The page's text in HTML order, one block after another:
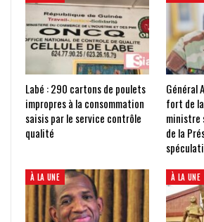
Labé : 290 cartons de poulets
impropres à la consommation
saisis par le service contrôle
qualité
Général
fort de
ministre
de la
À LA UNE À LA UNE